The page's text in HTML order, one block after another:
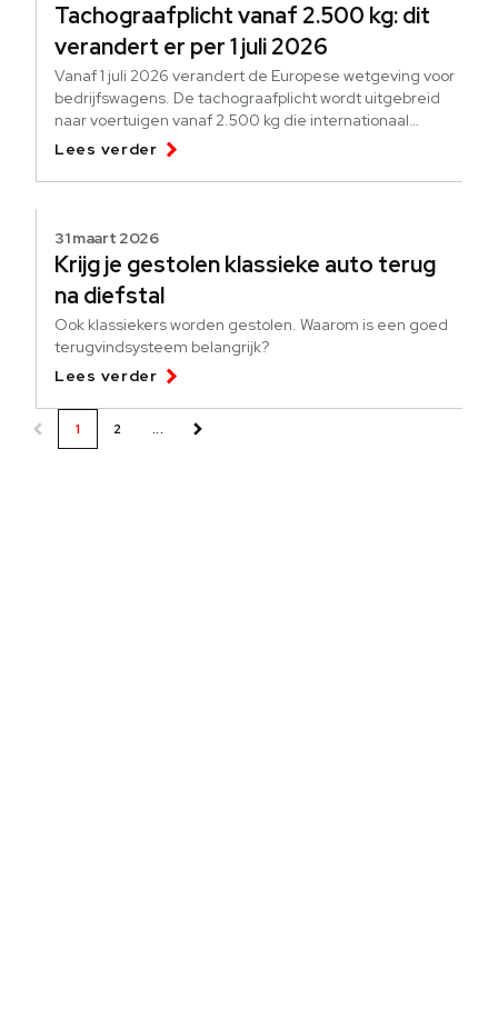
Tachograafplicht vanaf 2.500 kg: dit
verandert er per 1 juli 2026
Vanaf 1 juli 2026 verandert de Europese wetgeving voor
bedrijfswagens. De tachograafplicht wordt uitgebreid
naar voertuigen vanaf 2.500 kg die internationaal
goederen vervoeren.
Lees verder
31 maart 2026
Krijg je gestolen klassieke auto terug
na diefstal
Ook klassiekers worden gestolen. Waarom is een goed
terugvindsysteem belangrijk?
Lees verder
1 2 ...